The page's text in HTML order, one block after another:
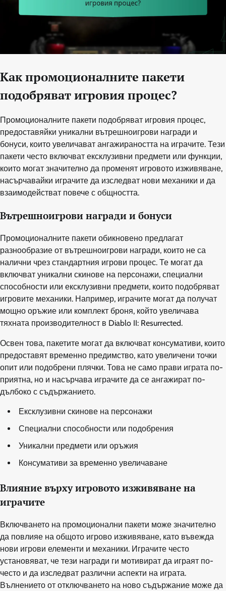
Как промоционалните пакети
подобряват игровия процес?
Промоционалните пакети подобряват игровия процес,
предоставяйки уникални вътрешноигрови награди и
бонуси, които увеличават ангажираността на играчите. Тези
пакети често включват ексклузивни предмети или функции,
които могат значително да променят игровото изживяване,
насърчавайки играчите да изследват нови механики и да
взаимодействат повече с общността.
Вътрешноигрови награди и бонуси
Промоционалните пакети обикновено предлагат
разнообразие от вътрешноигрови награди, които не са
налични чрез стандартния игрови процес. Те могат да
включват уникални скинове на персонажи, специални
способности или ексклузивни предмети, които подобряват
игровите механики. Например, играчите могат да получат
мощно оръжие или комплект броня, който увеличава
тяхната производителност в Diablo II: Resurrected.
Освен това, пакетите могат да включват консумативи, които
предоставят временно предимство, като увеличени точки
опит или подобрени плячки. Това не само прави играта по-
приятна, но и насърчава играчите да се ангажират по-
дълбоко с съдържанието.
Ексклузивни скинове на персонажи
Специални способности или подобрения
Уникални предмети или оръжия
Консумативи за временно увеличаване
Влияние върху игровото изживяване на
играчите
Включването на промоционални пакети може значително
да повлияе на общото игрово изживяване, като въвежда
нови игрови елементи и механики. Играчите често
установяват, че тези награди ги мотивират да играят по-
често и да изследват различни аспекти на играта.
Вълнението от отключването на ново съдържание може да